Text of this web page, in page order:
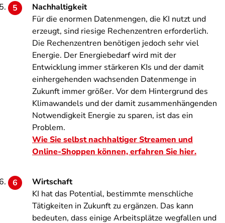
Nachhaltigkeit
Für die enormen Datenmengen, die KI nutzt und
erzeugt, sind riesige Rechenzentren erforderlich.
Die Rechenzentren benötigen jedoch sehr viel
Energie. Der Energiebedarf wird mit der
Entwicklung immer stärkeren KIs und der damit
einhergehenden wachsenden Datenmenge in
Zukunft immer größer. Vor dem Hintergrund des
Klimawandels und der damit zusammenhängenden
Notwendigkeit Energie zu sparen, ist das ein
Problem.
Wie Sie selbst nachhaltiger Streamen und
Online-Shoppen können, erfahren Sie hier.
Wirtschaft
KI hat das Potential, bestimmte menschliche
Tätigkeiten in Zukunft zu ergänzen. Das kann
bedeuten, dass einige Arbeitsplätze wegfallen und